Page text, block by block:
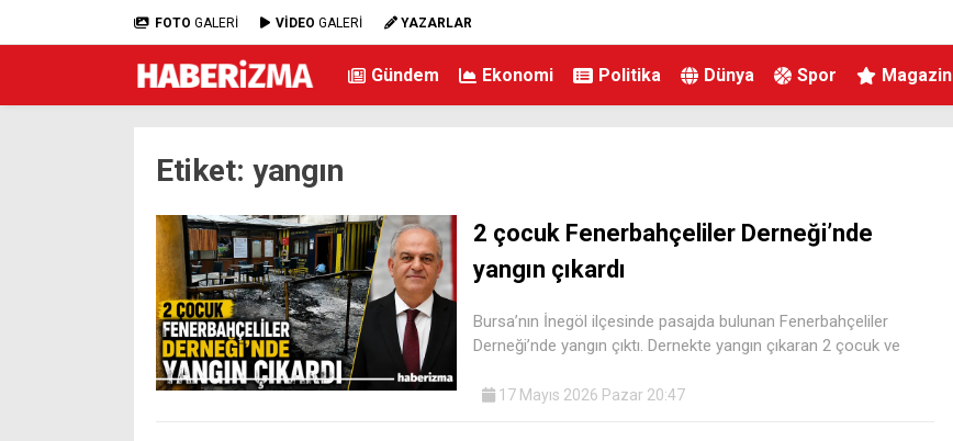
FOTO GALERİ VİDEO GALERİ YAZARLAR
Gündem Ekonomi Politika Dünya Spor Magazin
Etiket: yangın
2 çocuk Fenerbahçeliler Derneği’nde
yangın çıkardı
Bursa’nın İnegöl ilçesinde pasajda bulunan Fenerbahçeliler
Derneği’nde yangın çıktı. Dernekte yangın çıkaran 2 çocuk ve
17 Mayıs 2026 Pazar 20:47